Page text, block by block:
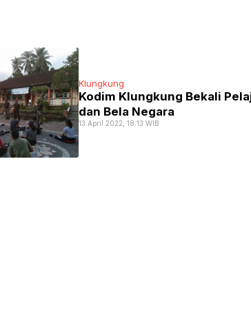
Klungkung
Kodim Klungkung Bekali
dan Bela Negara
13 April 2022, 18:13 WIB